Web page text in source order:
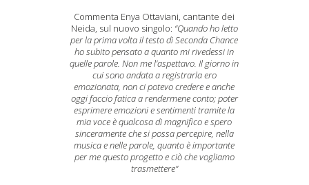
Commenta Enya Ottaviani, cantante dei
Neida, sul nuovo singolo: “Quando ho letto
per la prima volta il testo di Seconda Chance
ho subito pensato a quanto mi rivedessi in
quelle parole. Non me l’aspettavo. Il giorno in
cui sono andata a registrarla ero
emozionata, non ci potevo credere e anche
oggi faccio fatica a rendermene conto; poter
esprimere emozioni e sentimenti tramite la
mia voce è qualcosa di magnifico e spero
sinceramente che si possa percepire, nella
musica e nelle parole, quanto è importante
per me questo progetto e ciò che vogliamo
trasmettere”